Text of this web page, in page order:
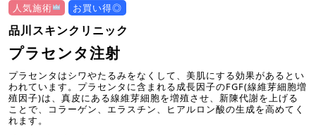
人気施術 お買い得◎
品川スキンクリニック
プラセンタ注射
プラセンタはシワやたるみをなくして、美肌にする効果があるとい
われています。プラセンタに含まれる成長因子のFGF(線維芽細胞増
殖因子)は、真皮にある線維芽細胞を増殖させ、新陳代謝を上げる
ことで、コラーゲン、エラスチン、ヒアルロン酸の生成を高めてく
れます。